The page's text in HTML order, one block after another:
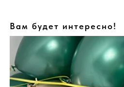
Вам будет интересно!